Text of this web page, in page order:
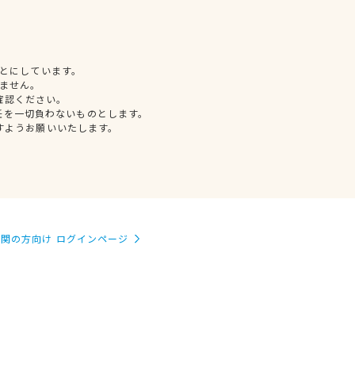
しています。
せん。
ください。
一切負わないものとします。
うお願いいたします。
の方向け ログインページ